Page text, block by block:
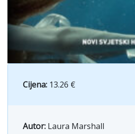
Cijena: 13.26 €
Autor: Laura Marshall